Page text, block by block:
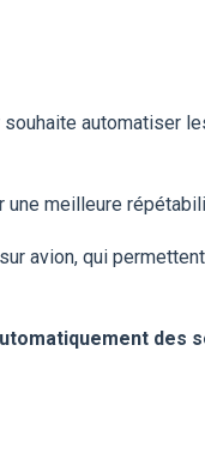
automatiser
une meilleure
avion, qui permettent
des